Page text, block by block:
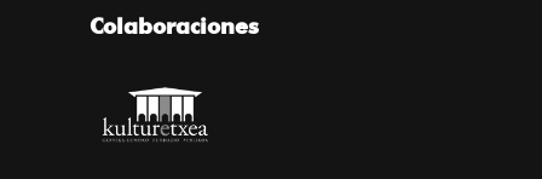
Colaboraciones